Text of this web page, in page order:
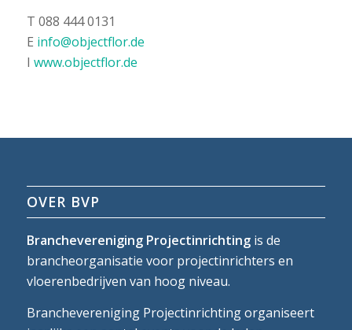
T 088 444 0131
E info@objectflor.de
I www.objectflor.de
OVER BVP
Branchevereniging Projectinrichtingis de
brancheorganisatie voor projectinrichters en
vloerenbedrijven van hoog niveau.
Branchevereniging Projectinrichting organiseert